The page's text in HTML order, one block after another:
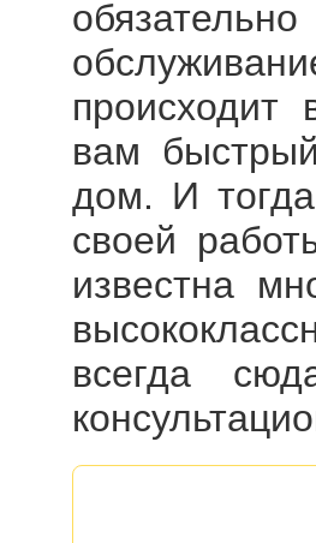
происходит
вам
дом. И
своей
известна
всегда